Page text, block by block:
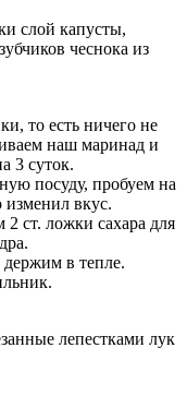
слой капусты,
чеснока из
то есть ничего не
наш маринад и
3 суток.
посуду, пробуем на
изменил вкус.
ст. ложки сахара для
в тепле.
лепестками лук